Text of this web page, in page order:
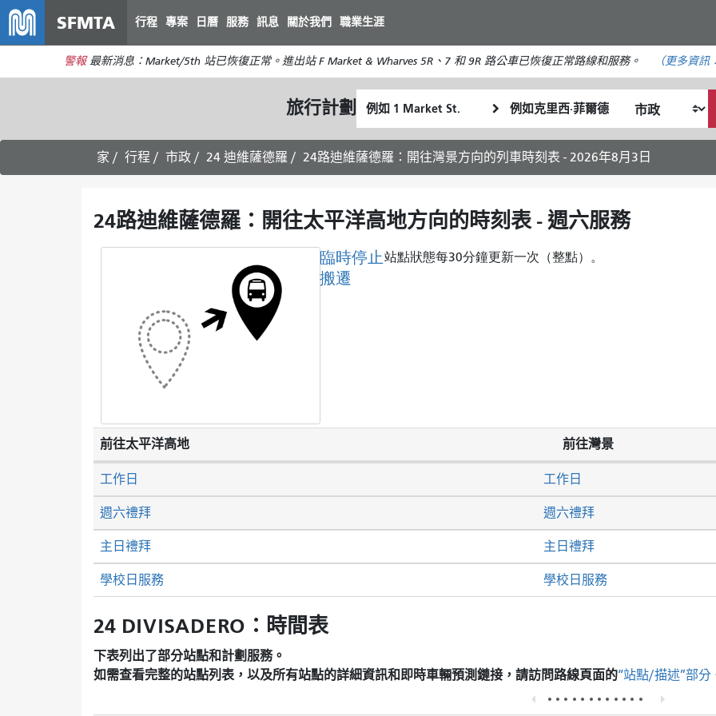
主
要
內
容
SFMTA 行程 專案 日曆 服務 訊息 關於我們 職業生涯
警報 最新消息：Market/5th 站已恢復正常。進出站 F Market & Wharves 5R、7 和 9R 路公車已恢復正常路線和服務。 （更多資訊
旅行計劃
起
始
位
置
終
點
位
置
我
希
望
的
行
方
式
家 行程 市政 24 迪維薩德羅 24路迪維薩德羅：開往灣景方向的列車時刻表 - 2026年8月3日
24路迪維薩德羅：開往太平洋高地方向的時刻表 - 週六服務
臨時停止
搬遷
站點狀態每30分鐘更新一次（整點）。
前往太平洋高地 前往灣景
週六禮拜 週六禮拜
主日禮拜 主日禮拜
工作日 工作日
學校日服務 學校日服務
24 DIVISADERO：時間表
下表列出了部分站點和計劃服務。
如需查看完整的站點列表，以及所有站點的詳細資訊和即時車輛預測鏈接，請訪問路線頁面的“站點/描述”部分